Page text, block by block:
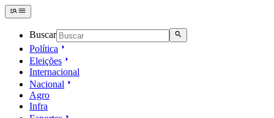
Buscar
Política
Eleições
Internacional
Nacional
Agro
Infra